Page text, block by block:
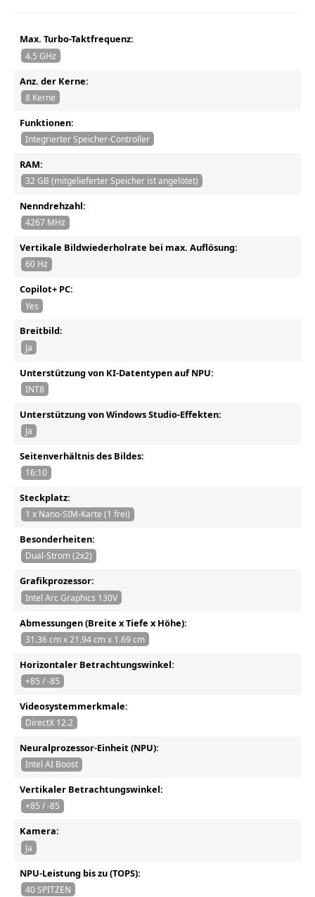
Max. Turbo-Taktfrequenz:
4.5 GHz
Anz. der Kerne:
8 Kerne
Funktionen:
Integrierter Speicher-Controller
RAM:
32 GB (mitgelieferter Speicher ist angelötet)
Nenndrehzahl:
4267 MHz
Vertikale Bildwiederholrate bei max. Auflösung:
60 Hz
Copilot+ PC:
Yes
Breitbild:
Ja
Unterstützung von KI-Datentypen auf NPU:
INT8
Unterstützung von Windows Studio-Effekten:
Ja
Seitenverhältnis des Bildes:
16:10
Steckplatz:
1 x Nano-SIM-Karte (1 frei)
Besonderheiten:
Dual-Strom (2x2)
Grafikprozessor:
Intel Arc Graphics 130V
Abmessungen (Breite x Tiefe x Höhe):
31.36 cm x 21.94 cm x 1.69 cm
Horizontaler Betrachtungswinkel:
+85 / -85
Videosystemmerkmale:
DirectX 12.2
Neuralprozessor-Einheit (NPU):
Intel AI Boost
Vertikaler Betrachtungswinkel:
+85 / -85
Kamera:
Ja
NPU-Leistung bis zu (TOPS):
40 SPITZEN